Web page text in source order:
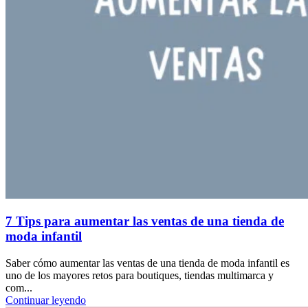
7 Tips para aumentar las ventas de una tienda de
moda infantil
Saber cómo aumentar las ventas de una tienda de moda infantil es
uno de los mayores retos para boutiques, tiendas multimarca y
com...
Continuar leyendo